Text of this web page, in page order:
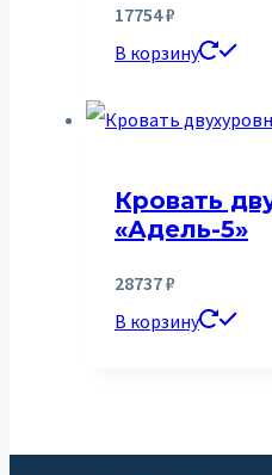
17754₽
В корзину
Кровать
«Адель-5»
28737₽
В корзину